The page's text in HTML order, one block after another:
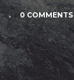
. 0 COMMENTS